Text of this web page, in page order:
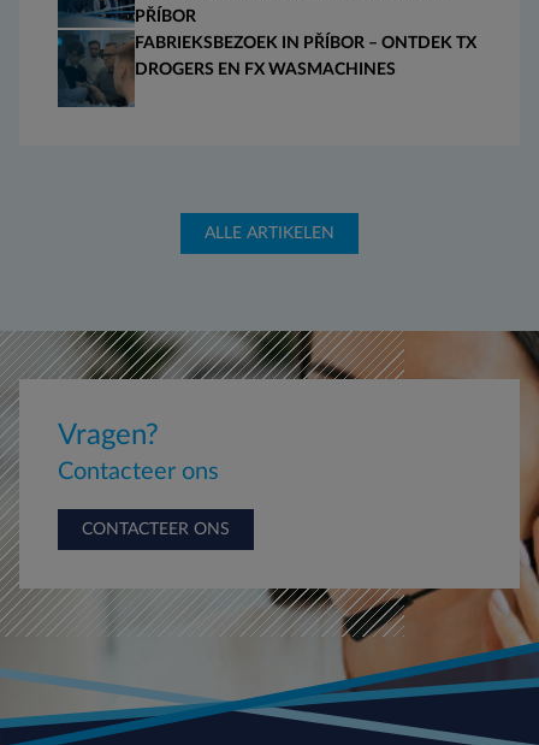
PŘÍBOR
FABRIEKSBEZOEK IN PŘÍBOR – ONTDEK TX
DROGERS EN FX WASMACHINES
ALLE ARTIKELEN
Vragen?
Contacteer ons
CONTACTEER ONS